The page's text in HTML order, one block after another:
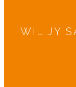
WIL JY